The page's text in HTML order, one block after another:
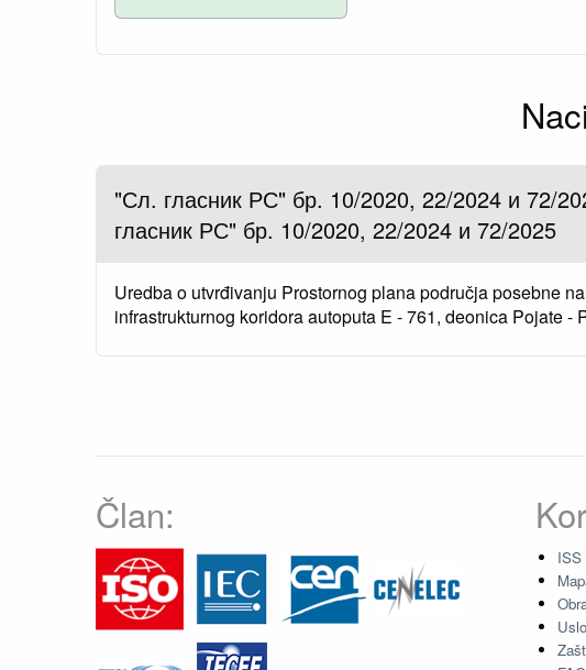
"Сл. гласник РС" бр. 10/2020, 22/2024 и 72/
гласник РС" бр. 10/2020, 22/2024 и 72/2025
Uredba o utvrđivanju Prostornog plana područja posebne
infrastrukturnog koridora autoputa E - 761, deonica Pojate -
Član:
ISS